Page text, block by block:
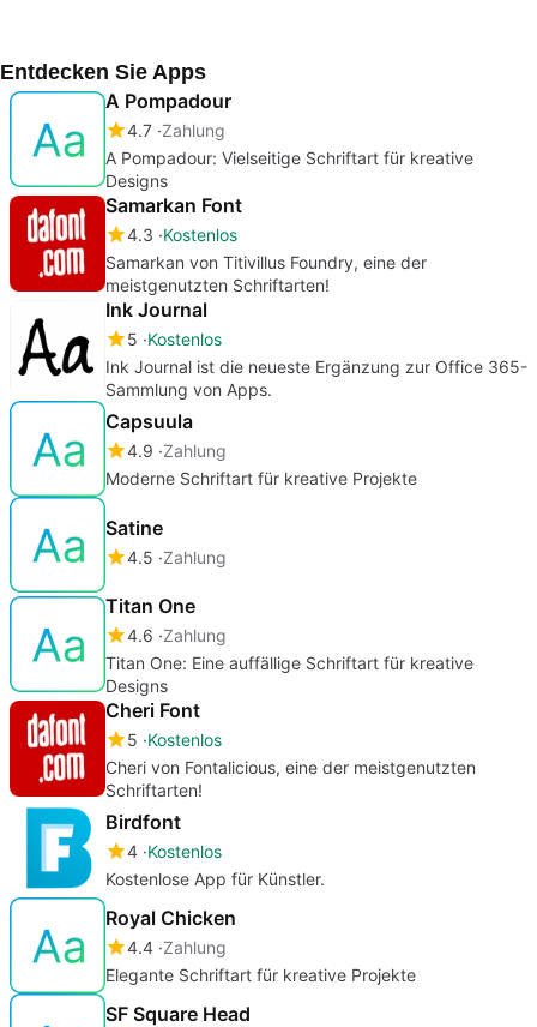
Entdecken Sie Apps
A Pompadour
4.7 Zahlung
A Pompadour: Vielseitige Schriftart für kreative
Designs
Samarkan Font
4.3 Kostenlos
Samarkan von Titivillus Foundry, eine der
meistgenutzten Schriftarten!
Ink Journal
5 Kostenlos
Ink Journal ist die neueste Ergänzung zur Office 365-
Sammlung von Apps.
Capsuula
4.9 Zahlung
Moderne Schriftart für kreative Projekte
Satine
4.5 Zahlung
Titan One
4.6 Zahlung
Titan One: Eine auffällige Schriftart für kreative
Designs
Cheri Font
5 Kostenlos
Cheri von Fontalicious, eine der meistgenutzten
Schriftarten!
Birdfont
4 Kostenlos
Kostenlose App für Künstler.
Royal Chicken
4.4 Zahlung
Elegante Schriftart für kreative Projekte
SF Square Head